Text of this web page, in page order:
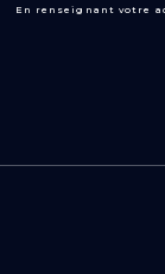
En renseignant votre